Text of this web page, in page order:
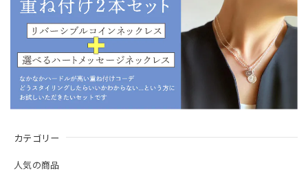
カテゴリー
人気の商品